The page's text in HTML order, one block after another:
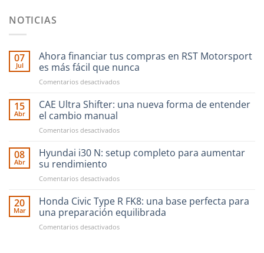
NOTICIAS
07
Jul
Ahora financiar tus compras en RST Motorsport
es más fácil que nunca
Comentarios desactivadosen
financiar
en
Motorsport
fácil
nunca
15
Abr
CAE Ultra Shifter: una nueva forma de entender
el cambio manual
Comentarios desactivadosen
Ultra
Shifter:
nueva
de
entender
cambio
08
Abr
Hyundai i30 N: setup completo para aumentar
su rendimiento
Comentarios desactivadosen
i30
setup
completo
20
Mar
Honda Civic Type R FK8: una base perfecta para
una preparación equilibrada
Comentarios desactivadosen